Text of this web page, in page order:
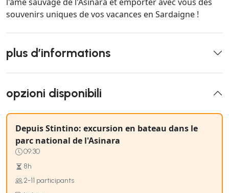
souvenirs uniques de vos vacances en Sardaigne !
plus d’informations
opzioni disponibili
Depuis Stintino: excursion en bateau dans le
parc national de l'Asinara
09:30
8h
2-11 participants